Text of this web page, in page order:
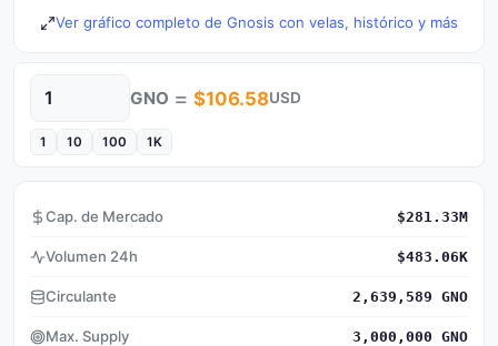
Ver gráfico completo de Gnosis con velas, histórico y más
Cantidad GNO = $106.58USD
1 10 100 1K
Cap. de Mercado $281.33M
Volumen 24h $483.06K
Circulante 2,639,589 GNO
Max. Supply 3,000,000 GNO